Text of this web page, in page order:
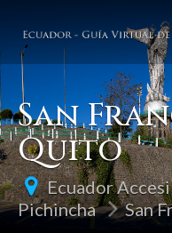
San
Quito
Ecuador
Pichincha
San